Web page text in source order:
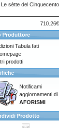
Le sètte del Cinquecento
710.26€
Produttore
Tabula fati
prodotti
Notificami
aggiornamenti di
AFORISMI
Prodotto